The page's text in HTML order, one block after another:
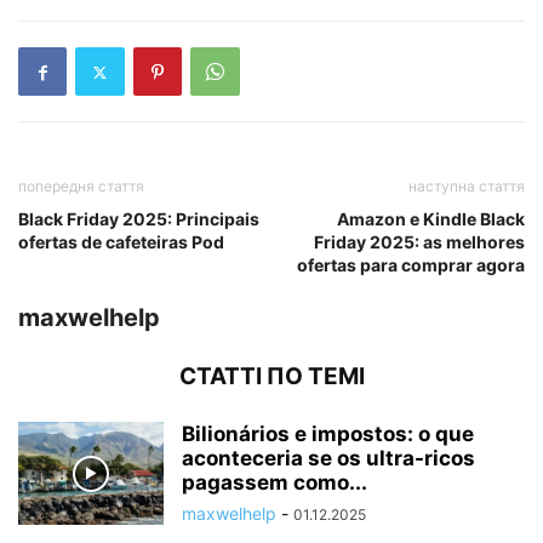
попередня стаття
Black Friday 2025: Principais
ofertas de cafeteiras Pod
наступна стаття
Amazon e Kindle Black
Friday 2025: as melhores
ofertas para comprar agora
maxwelhelp
СТАТТІ ПО ТЕМІ
Bilionários e impostos: o que
aconteceria se os ultra-ricos
pagassem como...
maxwelhelp - 01.12.2025